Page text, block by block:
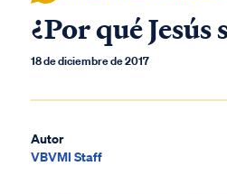
¿Por qué Jesús
18 de diciembre de 2017
Autor
VBVMI Staff